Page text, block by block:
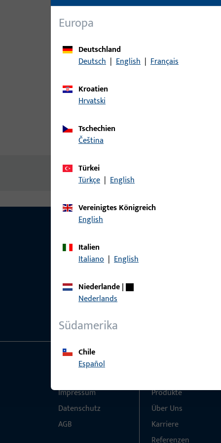
Produktbeschreibung
Keine Inhalte vorhanden
Europa
Deutschland
Deutsch | English | Français
Kroatien
Hrvatski
Tschechien
čeština
Türkei
Türkçe | English
Vereinigtes Königreich
English
Italien
Italiano | English
Niederlande|
Nederlands
Südamerika
Chile
Español
Allgemeines
Impressum
Datenschutz
AGB
Produkte
Über Uns
Karriere
Referenzen